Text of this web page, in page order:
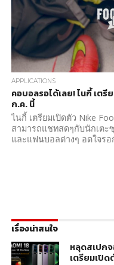
APPLICATIONS
คอบอลรอได้เลย! ไนกี้ เต
ก.ค. นี้
ไนกี้ เตรียมเปิดตัว Nike
สามารถแชทสดๆกับนักเตะ
และแฟนบอลต่างๆ อดใจร
เรื่องน่าสนใจ
หลุดสเปก
เตรียมเปิ